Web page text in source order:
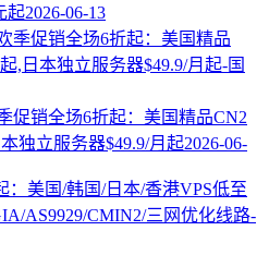
起2026-06-13
促销全场6折起：美国精品CN2
独立服务器$49.9/月起2026-06-